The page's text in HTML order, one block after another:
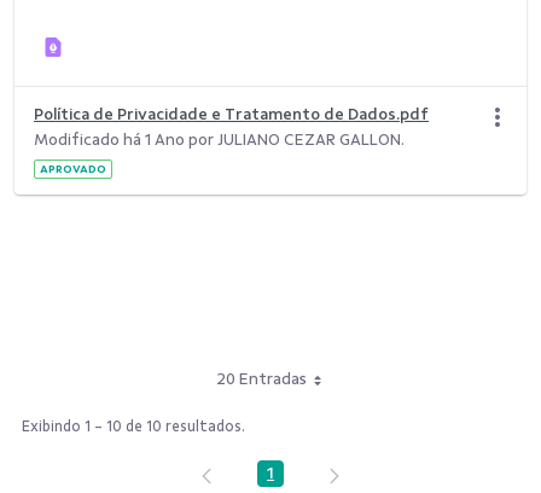
Política de Privacidade e Tratamento de Dados.pdf
Modificado há 1 Ano por JULIANO CEZAR GALLON.
APROVADO
20 Entradas
Exibindo 1 - 10 de 10 resultados.
Página
1